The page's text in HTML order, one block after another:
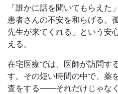
「誰かに話を聞いてもらえ
患者さんの不安を和らげる。
先生が来てくれる」という安
える。
在宅医療では、医師が訪問す
す。その短い時間の中で、薬
査をする——それだけじゃな